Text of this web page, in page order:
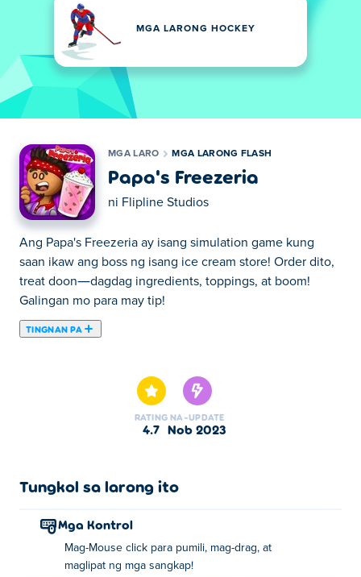
MGA LARONG HOCKEY
MGA LARO MGA LARONG FLASH
Papa's Freezeria
ni Flipline Studios
Ang Papa's Freezeria ay isang simulation game kung
saan ikaw ang boss ng isang ice cream store! Order dito,
treat doon—dagdag ingredients, toppings, at boom!
Galingan mo para may tip!
TINGNAN PA
RATING
4.7
NA-UPDATE
Nob 2023
Tungkol sa larong ito
Mga Kontrol
Mag-Mouse click para pumili, mag-drag, at
maglipat ng mga sangkap!